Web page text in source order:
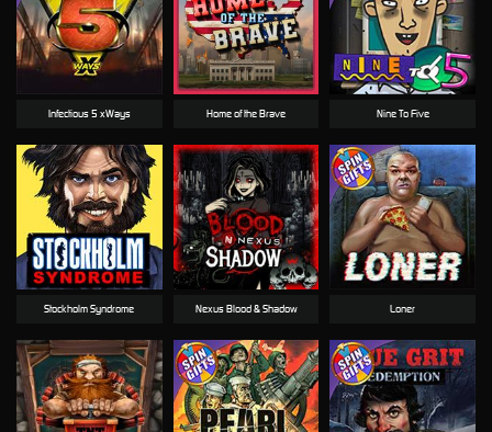
Nexus Blood & Shadow
Home of the Brave
Stockholm Syndrome Loner
Nine To Five
Infectious 5 xWays